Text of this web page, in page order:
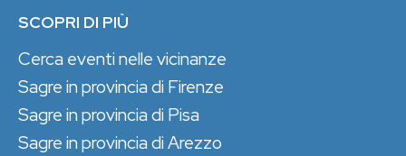
SCOPRI DI PIÙ
Cerca eventi nelle vicinanze
Sagre in provincia di Firenze
Sagre in provincia di Pisa
Sagre in provincia di Arezzo